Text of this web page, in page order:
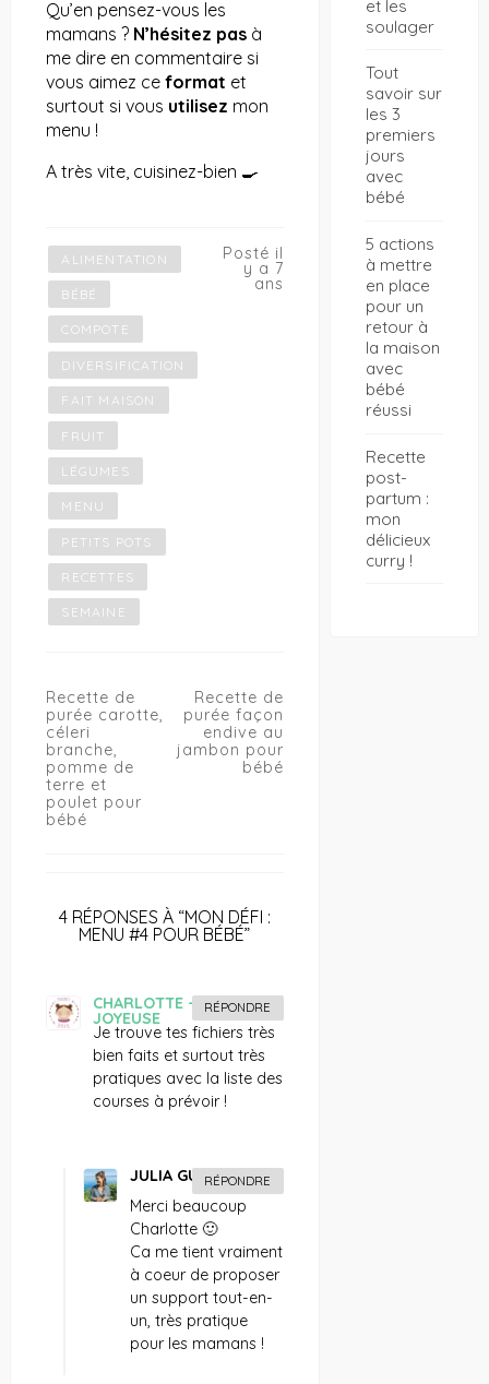
Qu’en pensez-vous les
mamans ? N’hésitez pasà
me dire en commentaire si
vous aimez ce format et
surtout si vous utilisez mon
menu !
A très vite, cuisinez-bien 🍳
ALIMENTATION
BÉBÉ
COMPOTE
DIVERSIFICATION
FAIT MAISON
FRUIT
LÉGUMES
MENU
PETITS POTS
RECETTES
SEMAINE
Posté il
y a 7
ans
Navigation
de
l’article
Recette de
purée carotte,
céleri
branche,
pomme de
terre et
poulet pour
bébé
Recette de
purée façon
endive au
jambon pour
bébé
4 RÉPONSES À “MON DÉFI :
MENU #4 POUR BÉBÉ”
CHARLOTTE - ENFANCE
JOYEUSE
Je trouve tes fichiers très
bien faits et surtout très
pratiques avec la liste des
courses à prévoir !
RÉPONDRE
JULIA GUERBOIS
Merci beaucoup
Charlotte 🙂
Ca me tient vraiment
à coeur de proposer
un support tout-en-
un, très pratique
pour les mamans !
RÉPONDRE
et les
soulager
Tout
savoir sur
les 3
premiers
jours
avec
bébé
5 actions
à mettre
en place
pour un
retour à
la maison
avec
bébé
réussi
Recette
post-
partum :
mon
délicieux
curry !